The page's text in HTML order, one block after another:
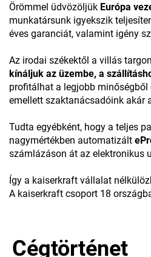
Örömmel üdvözöljük Európa
munkatársunk igyekszik
éves garanciát, valamint igény
Az irodai székektől a villás
kínáljuk az üzembe, a
profitálhat a legjobb
emellett szaktanácsadóink akár
Tudta egyébként, hogy a teljes
nagymértékben automatizált
számlázáson át az elektronikus
Így a kaiserkraft vállalat
A kaiserkraft csoport 18
Cégtörténet